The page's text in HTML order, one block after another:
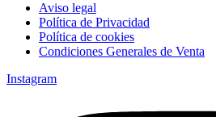
Aviso legal
Política de Privacidad
Política de cookies
Condiciones Generales de Venta
Instagram